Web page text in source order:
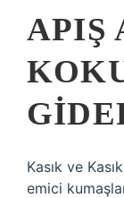
APIŞ
Kasık ve
emici